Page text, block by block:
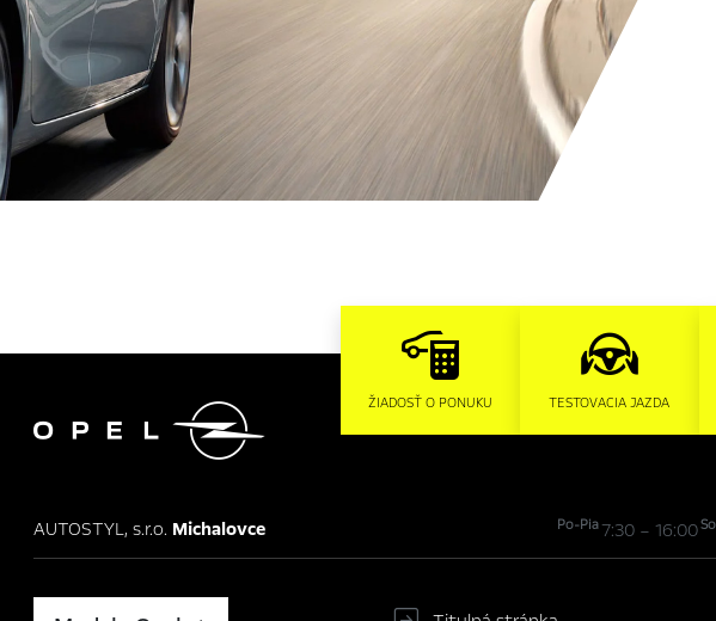
 ŽIADOSŤ O PONUKU TESTOVACIA JAZDA
AUTOSTYL, s.r.o. Michalovce Po-Pia7:30 – 16:00So